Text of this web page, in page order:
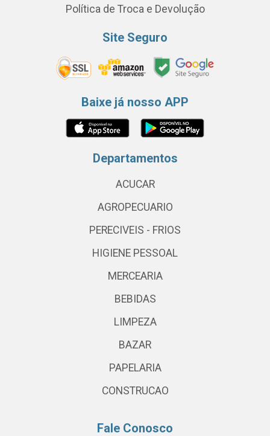
Política de Troca e Devolução
Site Seguro
Baixe já nosso APP
Departamentos
ACUCAR
AGROPECUARIO
PERECIVEIS - FRIOS
HIGIENE PESSOAL
MERCEARIA
BEBIDAS
LIMPEZA
BAZAR
PAPELARIA
CONSTRUCAO
Fale Conosco